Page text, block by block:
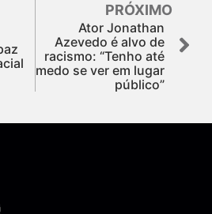
PRÓXIMO
Ator Jonathan
Azevedo é alvo de
racismo: “Tenho até
medo se ver em lugar
público”